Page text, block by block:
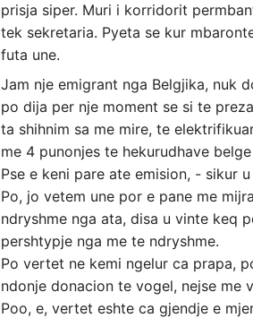
prisja siper. Muri i korridorit
tek sekretaria. Pyeta se kur
futa une.
Jam nje emigrant nga Belgjika, nuk
po dija per nje moment se si te
ta shihnim sa me mire, te
me 4 punonjes te hekurudhave
Pse e keni pare ate emision, - sikur
Po, jo vetem une por e pane me
ndryshme nga ata, disa u vinte keq
pershtypje nga me te ndryshme.
Po vertet ne kemi ngelur ca prapa,
ndonje donacion te vogel, nejse me
Poo, e, vertet eshte ca gjendje e